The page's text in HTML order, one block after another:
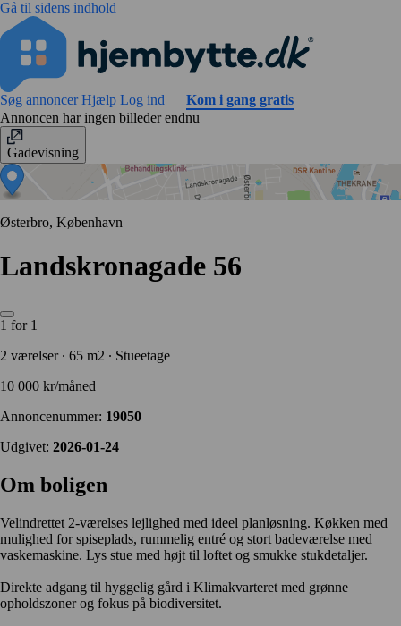
Gå til sidens indhold
Søg annoncerHjælp Log ind
Kom i gang gratis
Annoncen har ingen billeder endnu
Gadevisning
Østerbro, København
Landskronagade 56
1 for 1
2 værelser ∙ 65 m2 ∙ Stueetage
10 000 kr/måned
Annoncenummer: 19050
Udgivet: 2026-01-24
Om boligen
Velindrettet 2-værelses lejlighed med ideel planløsning. Køkken med
mulighed for spiseplads, rummelig entré og stort badeværelse med
vaskemaskine. Lys stue med højt til loftet og smukke stukdetaljer.
Direkte adgang til hyggelig gård i Klimakvarteret med grønne
opholdszoner og fokus på biodiversitet.